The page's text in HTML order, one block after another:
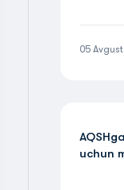
05
uchun